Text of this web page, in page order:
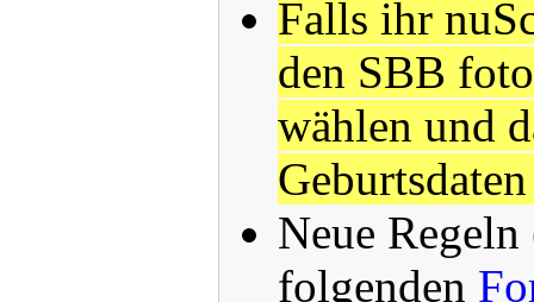
Falls ihr
den SBB
wählen und
Neue
folgenden